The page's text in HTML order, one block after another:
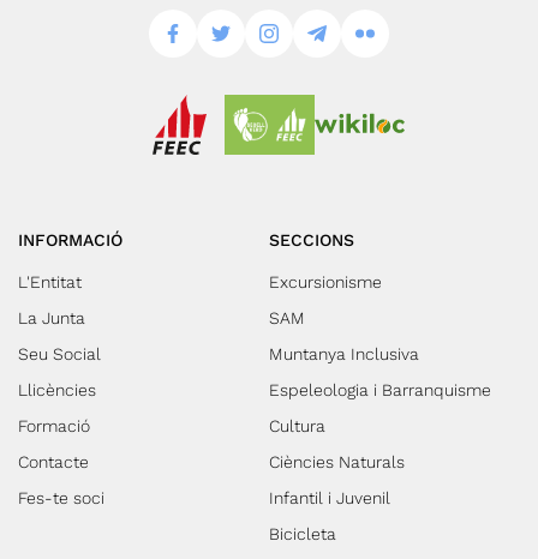
INFORMACIÓ
L'Entitat
La Junta
Seu Social
Llicències
Formació
Contacte
Fes-te soci
SECCIONS
Excursionisme
SAM
Muntanya Inclusiva
Espeleologia i Barranquisme
Cultura
Ciències Naturals
Infantil i Juvenil
Bicicleta